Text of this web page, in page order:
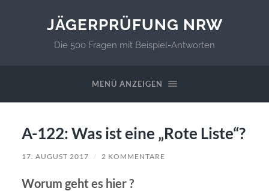
JÄGERPRÜFUNG NRW
Die 500 Fragen mit Beispiel-Antworten
MENÜ ANZEIGEN
A-122: Was ist eine „Rote Liste“?
17. AUGUST 2017 / 2 KOMMENTARE
Worum geht es hier ?